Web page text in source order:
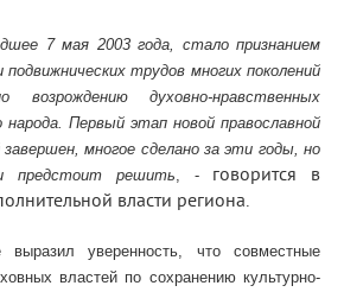
7 мая 2003 года,
стало признанием
трудов многих поколений
духовно-нравственных
народа. Первый этап новой православной
многое сделано за эти годы, но
предстоит решить , - говорится в
власти региона
уверенность, что совместные
властей по сохранению культурно-